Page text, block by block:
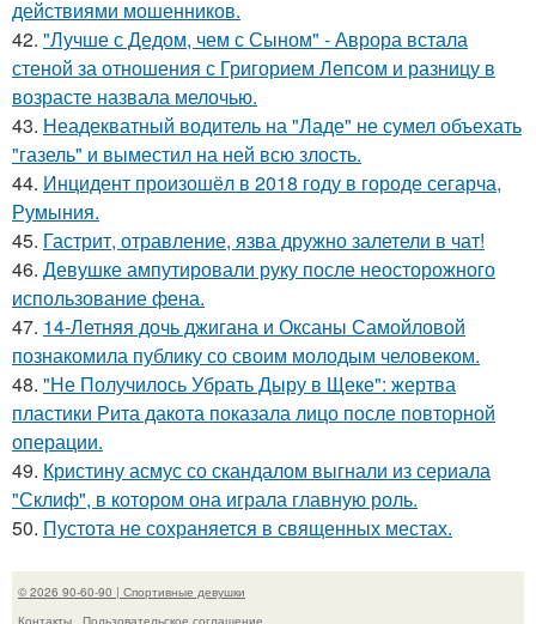
действиями мошенников.
42. "Лучше с Дедом, чем с Сыном" - Аврора встала
стеной за отношения с Григорием Лепсом и разницу в
возрасте назвала мелочью.
43. Неадекватный водитель на "Ладе" не сумел объехать
"газель" и выместил на ней всю злость.
44. Инцидент произошёл в 2018 году в городе сегарча,
Румыния.
45. Гастрит, отравление, язва дружно залетели в чат!
46. Девушке ампутировали руку после неосторожного
использование фена.
47. 14-Летняя дочь джигана и Оксаны Самойловой
познакомила публику со своим молодым человеком.
48. "Не Получилось Убрать Дыру в Щеке": жертва
пластики Рита дакота показала лицо после повторной
операции.
49. Кристину асмус со скандалом выгнали из сериала
"Склиф", в котором она играла главную роль.
50. Пустота не сохраняется в священных местах.
© 2026 90-60-90 | Спортивные девушки